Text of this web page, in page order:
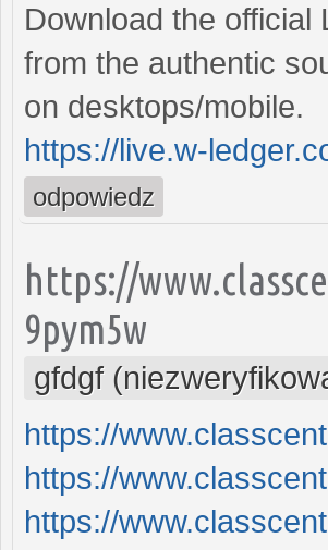
Download the official
from the authentic
on desktops/mobile.
https://live.w-
odpowiedz
https://
9pym5w
gfdgf
https://
https://
https://